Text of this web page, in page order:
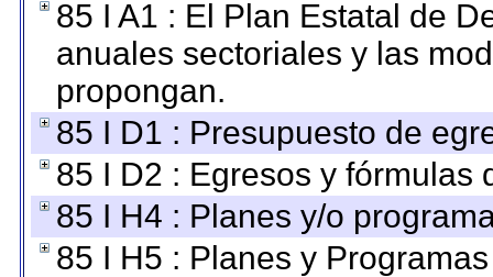
85 I A1 : El Plan Estatal de
anuales sectoriales y las
propongan.
85 I D1 : Presupuesto de
85 I D2 : Egresos y fórmulas
85 I H4 : Planes y/o
85 I H5 : Planes y